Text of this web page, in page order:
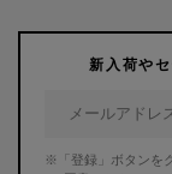
新入荷や
※「登録」ボタンを